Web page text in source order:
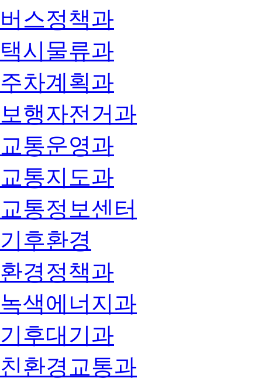
버스정책과
택시물류과
주차계획과
보행자전거과
교통운영과
교통지도과
교통정보센터
기후환경
환경정책과
녹색에너지과
기후대기과
친환경교통과